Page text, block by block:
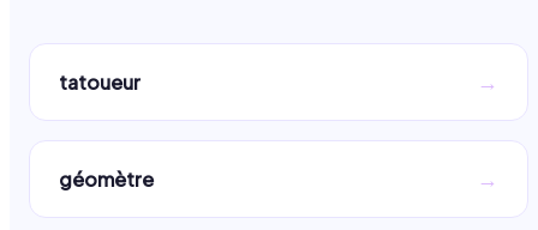
tatoueur →
géomètre →